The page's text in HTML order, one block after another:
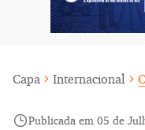
Capa Internacional
Publicada em 05 de